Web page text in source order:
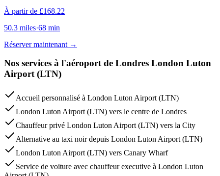
À partir de £168.22
50.3 miles·68 min
Réserver maintenant →
Nos services à l'aéroport de Londres London Luton
Airport (LTN)
Accueil personnalisé à London Luton Airport (LTN)
London Luton Airport (LTN) vers le centre de Londres
Chauffeur privé London Luton Airport (LTN) vers la City
Alternative au taxi noir depuis London Luton Airport (LTN)
London Luton Airport (LTN) vers Canary Wharf
Service de voiture avec chauffeur executive à London Luton